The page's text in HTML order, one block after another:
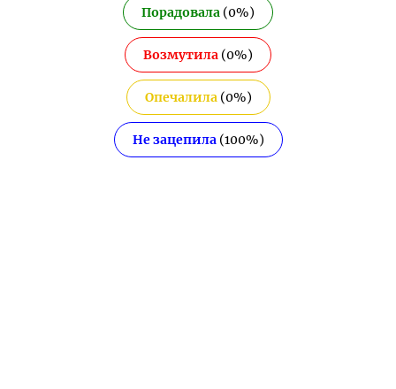
Порадовала (0%)
Возмутила (0%)
Опечалила(0%)
Не зацепила(100%)